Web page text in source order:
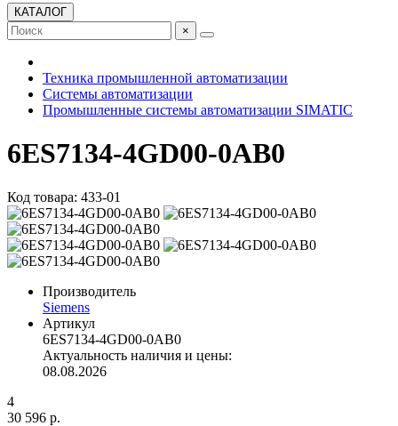
КАТАЛОГ
×
Техника промышленной автоматизации
Системы автоматизации
Промышленные системы автоматизации SIMATIC
6ES7134-4GD00-0AB0
Код товара: 433-01
Производитель
Siemens
Артикул
6ES7134-4GD00-0AB0
Актуальность наличия и цены:
08.08.2026
4
30 596 р.